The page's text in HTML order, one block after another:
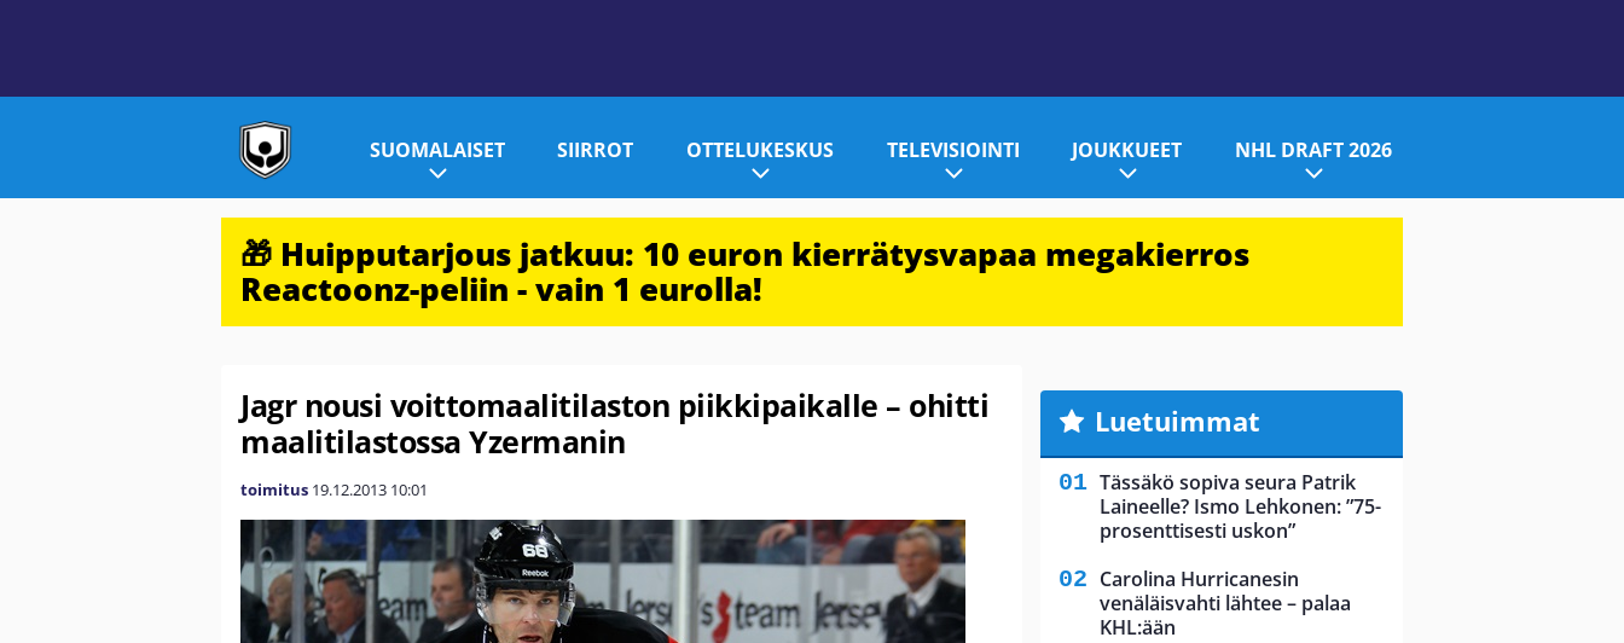
SUOMALAISET SIIRROT OTTELUKESKUS TELEVISIOINTI JOUKKUEET NHL DRAFT 2026
🎁 Huipputarjous jatkuu: 10 euron kierrätysvapaa megakierros
Reactoonz-peliin - vain 1 eurolla!
Jagr nousi voittomaalitilaston piikkipaikalle – ohitti
maalitilastossa Yzermanin
toimitus 19.12.2013 10:01
Luetuimmat
Tässäkö sopiva seura Patrik
Laineelle? Ismo Lehkonen: ”75-
prosenttisesti uskon”
Carolina Hurricanesin
venäläisvahti lähtee – palaa
KHL:ään